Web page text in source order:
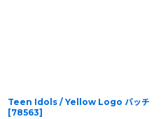
Teen Idols / Yellow Logo パッチ
[78563]